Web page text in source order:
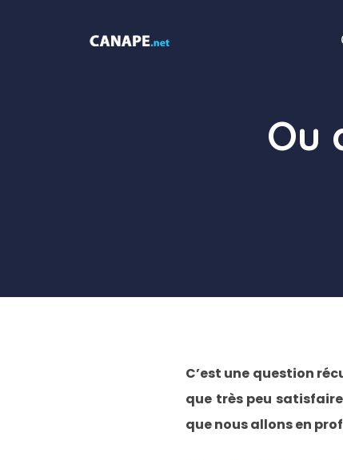
Ou
C’est une question
que très peu
que nous allons en